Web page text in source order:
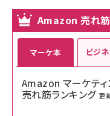
Amazon 売れ
マーケ本
Amazon マーケティ
売れ筋ランキング 更
ビジ